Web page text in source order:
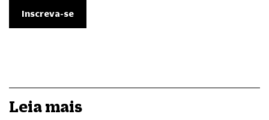
Leia mais